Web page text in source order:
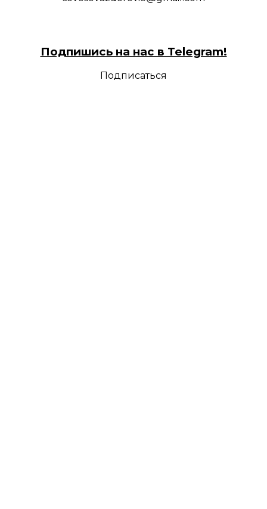
Подпишись на нас в Telegram!
Подписаться